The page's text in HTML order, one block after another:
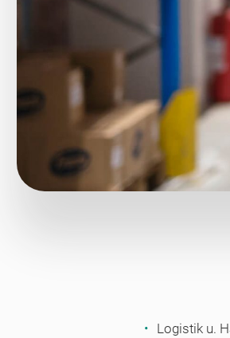
Logistik u.